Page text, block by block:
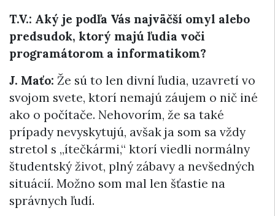
T.V.: Aký je podľa Vás najväčší omyl alebo
predsudok, ktorý majú ľudia voči
programátorom a informatikom?
J. Maťo: Že sú to len divní ľudia, uzavretí vo
svojom svete, ktorí nemajú záujem o nič iné
ako o počítače. Nehovorím, že sa také
prípady nevyskytujú, avšak ja som sa vždy
stretol s „ítečkármi,“ ktorí viedli normálny
študentský život, plný zábavy a nevšedných
situácií. Možno som mal len šťastie na
správnych ľudí.